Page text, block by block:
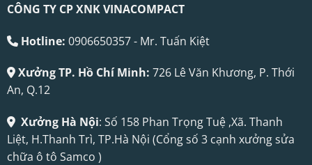
CÔNG TY CP XNK VINACOMPACT
Hotline: 0906650357 - Mr. Tuấn Kiệt
Xưởng TP. Hồ Chí Minh: 726 Lê Văn Khương, P. Thới
An, Q.12
Xưởng Hà Nội: Số 158 Phan Trọng Tuệ ,Xã. Thanh
Liệt, H.Thanh Trì, TP.Hà Nội (Cổng số 3 cạnh xưởng sửa
chữa ô tô Samco )